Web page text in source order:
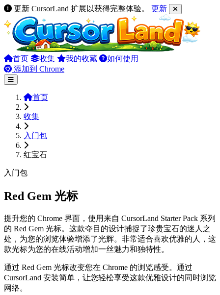
更新 CursorLand 扩展以获得完整体验。 更新
首页 收集 我的收藏
如何使用
添加到 Chrome
首页
收集
入门包
红宝石
入门包
Red Gem 光标
提升您的 Chrome 界面，使用来自 CursorLand Starter Pack 系列
的 Red Gem 光标。这款夺目的设计捕捉了珍贵宝石的迷人之
处，为您的浏览体验增添了光辉。非常适合喜欢优雅的人，这
款光标为您的在线活动增加一丝魅力和独特性。
通过 Red Gem 光标改变您在 Chrome 的浏览感受。通过
CursorLand 安装简单，让您轻松享受这款优雅设计的同时浏览
网络。